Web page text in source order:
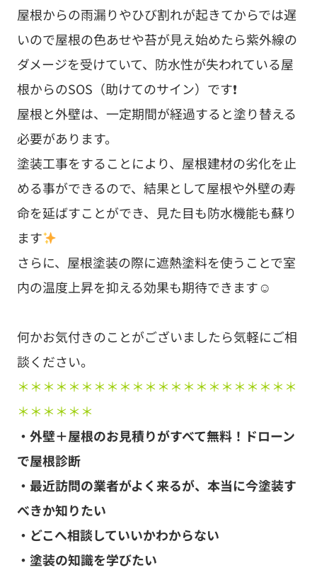
屋根からの雨漏りやひび割れが起きてからでは遅
いので屋根の色あせや苔が見え始めたら紫外線の
ダメージを受けていて、防水性が失われている屋
根からのSOS（助けてのサイン）です❗
屋根と外壁は、一定期間が経過すると塗り替える
必要があります。
塗装工事をすることにより、屋根建材の劣化を止
める事ができるので、結果として屋根や外壁の寿
命を延ばすことができ、見た目も防水機能も蘇り
ます
さらに、屋根塗装の際に遮熱塗料を使うことで室
内の温度上昇を抑える効果も期待できます☺️
何かお気付きのことがございましたら気軽にご相
談ください。
＊＊＊＊＊＊＊＊＊＊＊＊＊＊＊＊＊＊＊＊＊＊
＊＊＊＊＊＊
・外壁＋屋根のお見積りがすべて無料！ドローン
で屋根診断
・最近訪問の業者がよく来るが、本当に今塗装す
べきか知りたい
・どこへ相談していいかわからない
・塗装の知識を学びたい